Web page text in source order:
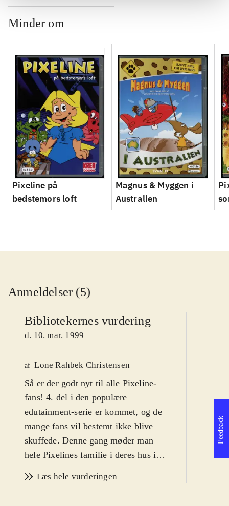
Minder om
Pixeline på
bedstemors loft
Magnus & Myggen i
Australien
Anmeldelser (5)
Bibliotekernes vurdering
d. 10. mar. 1999
af Lone Rahbek Christensen
Så er der godt nyt til alle Pixeline-
fans! 4. del i den populære
edutainment-serie er kommet, og de
mange fans vil bestemt ikke blive
skuffede. Denne gang møder man
hele Pixelines familie i deres hus i
Pixeline-spil er der en hovedmenu
Læs hele vurderingen
Feedback